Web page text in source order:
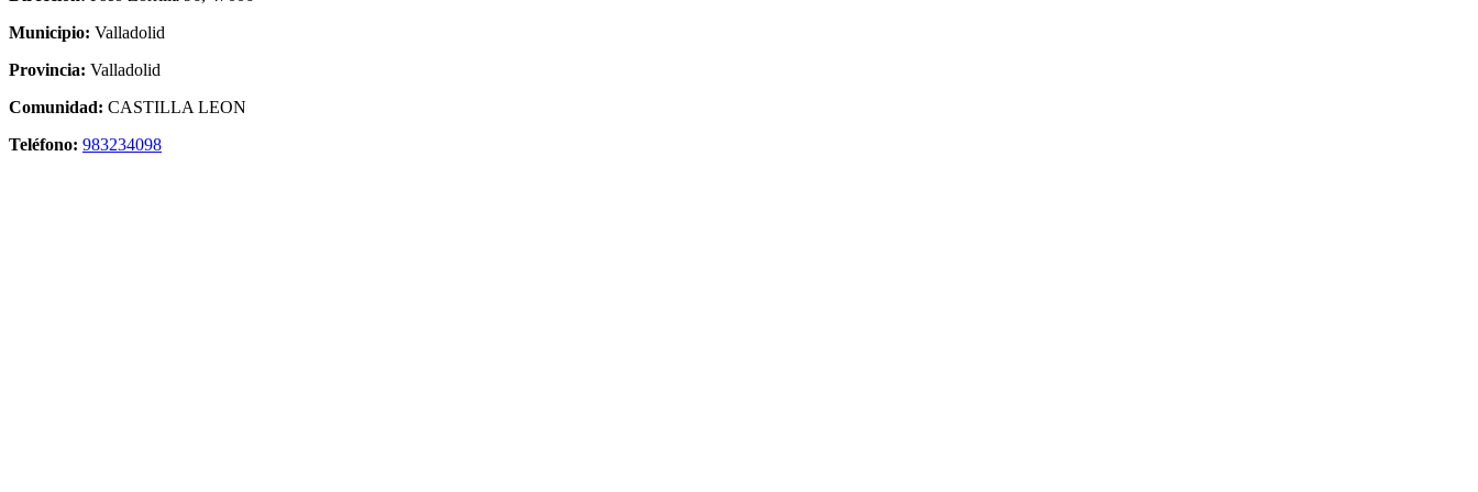
Municipio: Valladolid
Provincia: Valladolid
Comunidad: CASTILLA LEON
Teléfono: 983234098